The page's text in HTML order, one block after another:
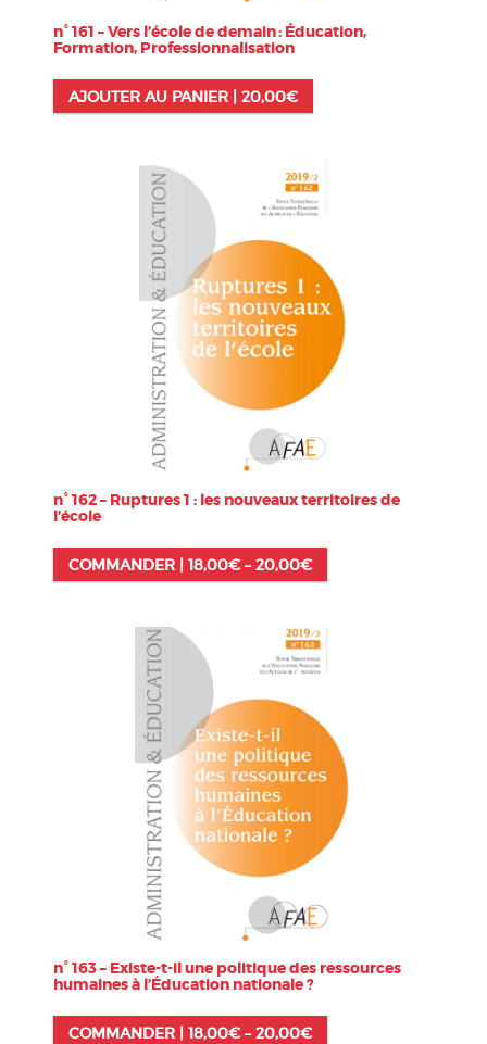
n° 161 – Vers l’école de demain : Éducation,
Formation, Professionnalisation
AJOUTER AU PANIER | 20,00€
n° 162 – Ruptures 1 : les nouveaux territoires de
l’école
COMMANDER | 18,00€–20,00€
n° 163 – Existe-t-il une politique des ressources
humaines à l’Éducation nationale ?
COMMANDER | 18,00€–20,00€